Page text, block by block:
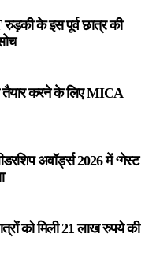
रुड़की के इस पूर्व छात्र की
तैयार करने के लिए MICA
अवॉर्ड्स 2026 में ‘गेस्ट
को मिली 21 लाख रुपये की